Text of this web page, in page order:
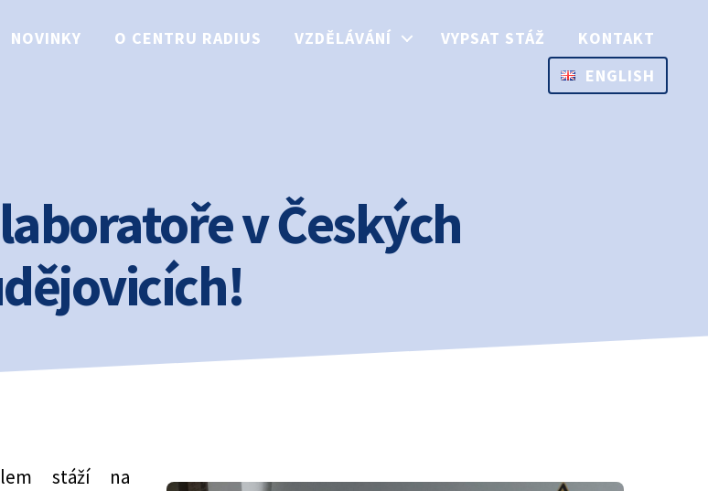
NOVINKY O CENTRU RADIUS VZDĚLÁVÁNÍ VYPSAT STÁŽ
KONTAKT
ENGLISH
v Českých
stáží na